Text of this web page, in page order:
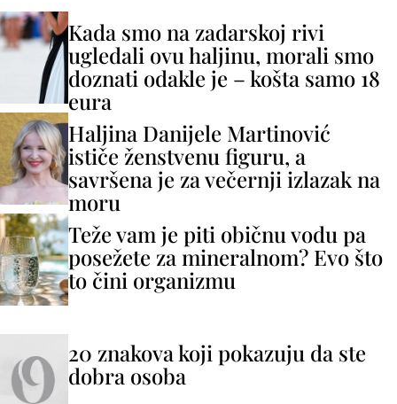
Kada smo na zadarskoj rivi
ugledali ovu haljinu, morali smo
doznati odakle je – košta samo 18
eura
Haljina Danijele Martinović
ističe ženstvenu figuru, a
savršena je za večernji izlazak na
moru
Teže vam je piti običnu vodu pa
posežete za mineralnom? Evo što
to čini organizmu
20 znakova koji pokazuju da ste
dobra osoba